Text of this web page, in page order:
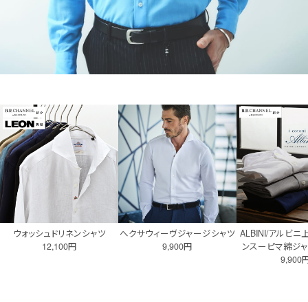
ウォッシュドリネンシャツ
12,100円
へクサウィーヴジャージシャツ
9,900円
ALBINI/アルビニ
ンスーピマ綿ジ
9,900